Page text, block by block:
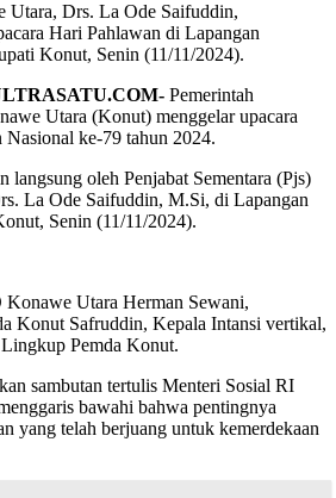
Utara, Drs. La Ode Saifuddin,
Hari Pahlawan di Lapangan
Konut, Senin (11/11/2024).
Pemerintah
Utara (Konut) menggelar upacara
Nasional ke-79 tahun 2024.
langsung oleh Penjabat Sementara (Pjs)
La Ode Saifuddin, M.Si, di Lapangan
Senin (11/11/2024).
Utara Herman Sewani,
Konut Safruddin, Kepala Intansi vertikal,
Pemda Konut.
sambutan tertulis Menteri Sosial RI
bawahi bahwa pentingnya
yang telah berjuang untuk kemerdekaan